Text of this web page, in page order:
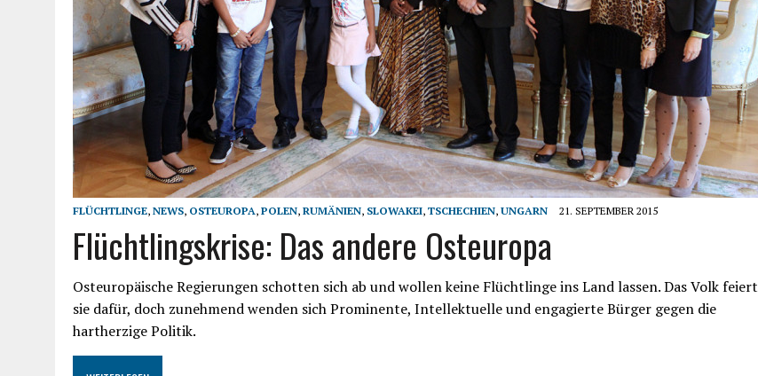
FLÜCHTLINGE, NEWS, OSTEUROPA, POLEN, RUMÄNIEN, SLOWAKEI, TSCHECHIEN, UNGARN 21. SEPTEMBER 2015
Flüchtlingskrise: Das andere Osteuropa
Osteuropäische Regierungen schotten sich ab und wollen keine Flüchtlinge ins Land lassen. Das Volk feiert
sie dafür, doch zunehmend wenden sich Prominente, Intellektuelle und engagierte Bürger gegen die
hartherzige Politik.